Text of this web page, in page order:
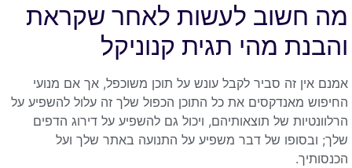
מה חשוב לעשות לאחר שקראת
והבנת מהי תגית קנוניקל
אמנם אין זה סביר לקבל עונש על תוכן משוכפל, אך אם מנועי
החיפוש מאנדקסים את כל התוכן הכפול שלך זה עלול להשפיע על
הרלוונטיות של תוצאותיהם, ויכול גם להשפיע על דירוג הדפים
שלך; ובסופו של דבר משפיע על התנועה באתר שלך ועל
הכנסותיך.